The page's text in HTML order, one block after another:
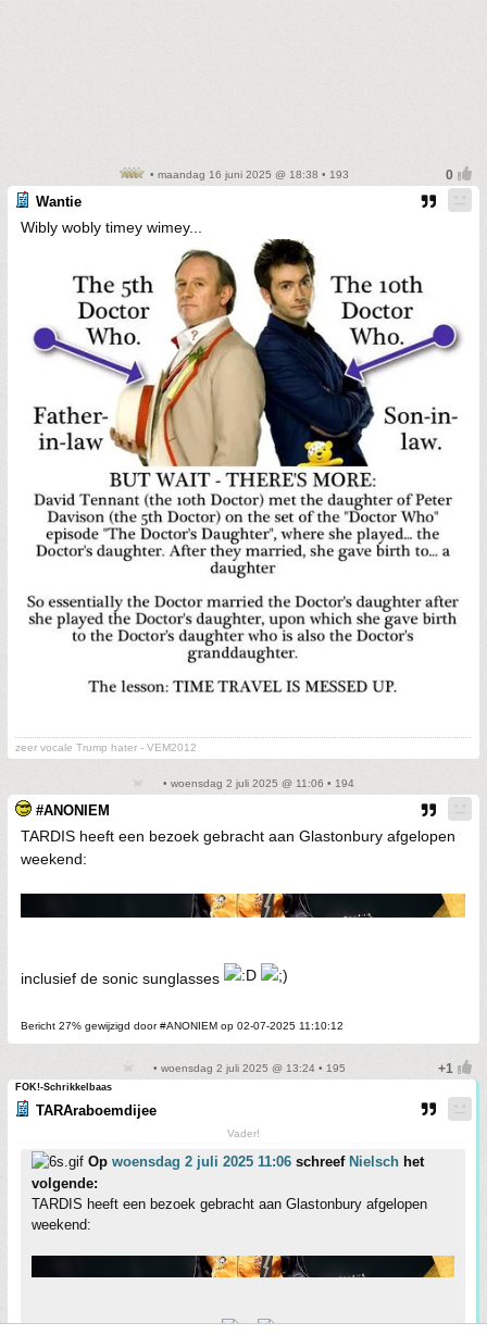
• maandag 16 juni 2025 @ 18:38 • 193
Wantie
Wibly wobly timey wimey...
zeer vocale Trump hater - VEM2012
• woensdag 2 juli 2025 @ 11:06 • 194
#ANONIEM
TARDIS heeft een bezoek gebracht aan Glastonbury afgelopen
weekend:
inclusief de sonic sunglasses
Bericht 27% gewijzigd door #ANONIEM op 02-07-2025 11:10:12
• woensdag 2 juli 2025 @ 13:24 • 195
FOK!-Schrikkelbaas
TARAraboemdijee
Vader!
Op woensdag 2 juli 2025 11:06 schreef Nielsch het
volgende:
TARDIS heeft een bezoek gebracht aan Glastonbury afgelopen
weekend: